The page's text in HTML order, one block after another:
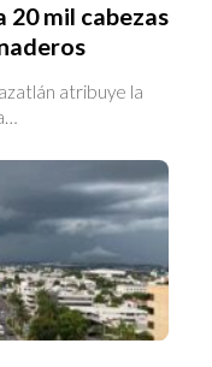
mil cabezas
atribuye la